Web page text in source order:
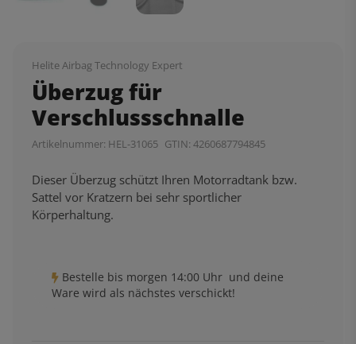
Helite Airbag Technology Expert
Überzug für
Verschlussschnalle
Artikelnummer: HEL-31065 GTIN: 4260687794845
Dieser Überzug schützt Ihren Motorradtank bzw.
Sattel vor Kratzern bei sehr sportlicher
Körperhaltung.
Bestelle bis morgen 14:00 Uhr und deine
Ware wird als nächstes verschickt!